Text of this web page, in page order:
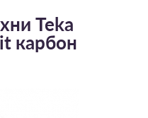
Teka
карбон